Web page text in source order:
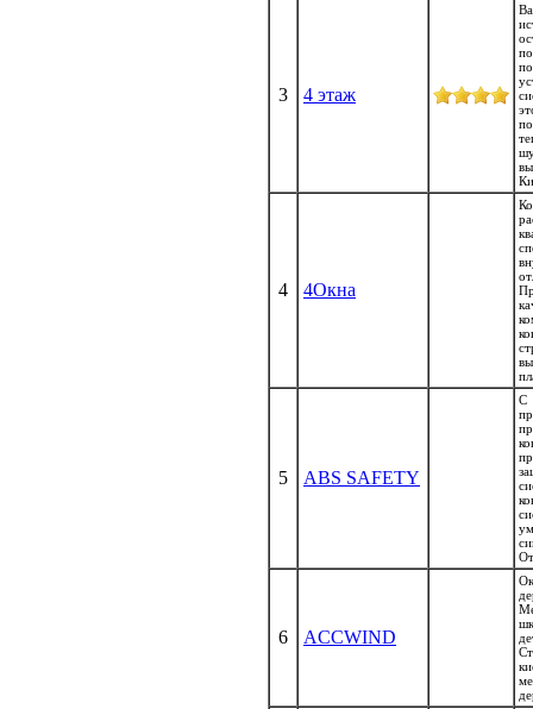
3 4 этаж
4 4Окна
5 ABS SAFETY
С
6 ACCWIND